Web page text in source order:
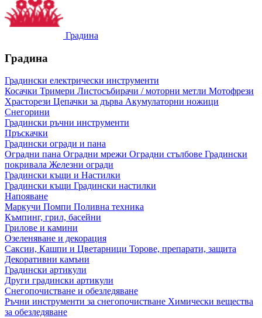
Градина
Градина
Градински електрически инструменти
Косачки Тримери Листосъбирачи / моторни метли Мотофрези
Храсторези Цепачки за дърва Акумулаторни ножици
Снегорини
Градински ръчни инструменти
Пръскачки
Градински огради и пана
Оградни пана Оградни мрежи Оградни стълбове Градински
покривала Железни огради
Градински къщи и Настилки
Градински къщи Градински настилки
Напояване
Маркучи Помпи Поливна техника
Къмпинг, грил, басейни
Грилове и камини
Озеленяване и декорация
Саксии, Кашпи и Цветарници Торове, препарати, защита
Декоративни камъни
Градински артикули
Други градински артикули
Снегопочистване и обезледяване
Ръчни инструменти за снегопочистване Химически вещества
за обезледяване